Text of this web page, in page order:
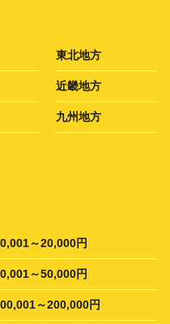
東北地方
近畿地方
九州地方
～20,000円
～50,000円
～200,000円